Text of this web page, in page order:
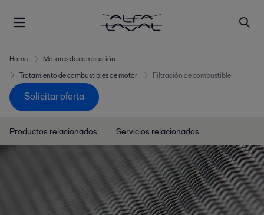
Home
Motores de combustión
Tratamiento de combustibles de motor
Filtración de combustible
Solicitar oferta
Productos relacionados Servicios relacionados